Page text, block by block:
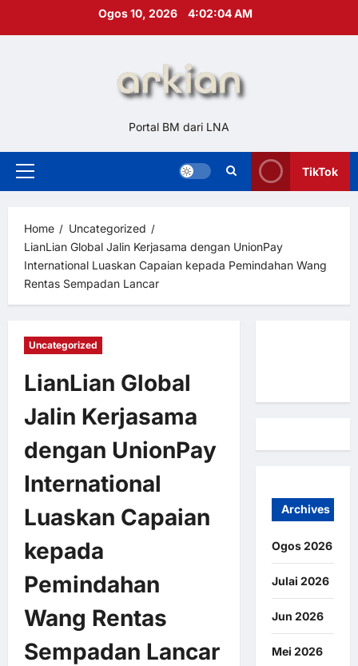
Ogos 10, 2026 4:02:05 AM
Portal BM dari LNA
Primary
TikTok
Home
Uncategorized
LianLian Global Jalin Kerjasama dengan UnionPay
International Luaskan Capaian kepada Pemindahan Wang
Rentas Sempadan Lancar
Uncategorized
LianLian Global
Jalin Kerjasama
dengan UnionPay
International
Luaskan Capaian
kepada
Pemindahan
Wang Rentas
Sempadan Lancar
Archives
Ogos 2026
Julai 2026
Jun 2026
Mei 2026